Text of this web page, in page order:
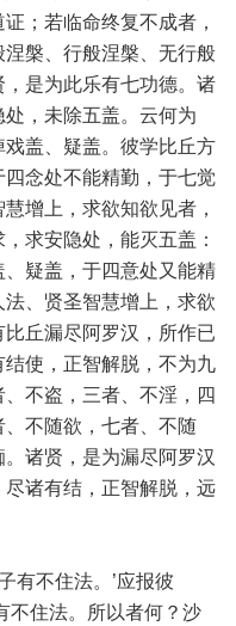
；若临命终复不成者，
槃、行般涅槃、无行般
是为此乐有七功德。诸
，未除五盖。云何为
盖、疑盖。彼学比丘方
念处不能精勤，于七觉
增上，求欲知欲见者，
求安隐处，能灭五盖：
疑盖，于四意处又能精
、贤圣智慧增上，求欲
丘漏尽阿罗汉，所作已
使，正智解脱，不为九
不盗，三者、不淫，四
不随欲，七者、不随
诸贤，是为漏尽阿罗汉
诸有结，正智解脱，远
有不住法。’应报彼
不住法。所以者何？沙